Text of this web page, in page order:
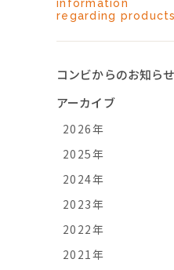
information
regarding products
コンビからのお知らせ
アーカイブ
2026年
2025年
2024年
2023年
2022年
2021年